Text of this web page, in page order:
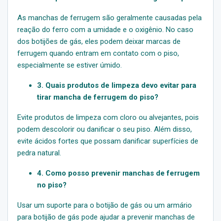
As manchas de ferrugem são geralmente causadas pela
reação do ferro com a umidade e o oxigênio. No caso
dos botijões de gás, eles podem deixar marcas de
ferrugem quando entram em contato com o piso,
especialmente se estiver úmido.
3. Quais produtos de limpeza devo evitar para
tirar mancha de ferrugem do piso?
Evite produtos de limpeza com cloro ou alvejantes, pois
podem descolorir ou danificar o seu piso. Além disso,
evite ácidos fortes que possam danificar superfícies de
pedra natural.
4. Como posso prevenir manchas de ferrugem
no piso?
Usar um suporte para o botijão de gás ou um armário
para botijão de gás pode ajudar a prevenir manchas de